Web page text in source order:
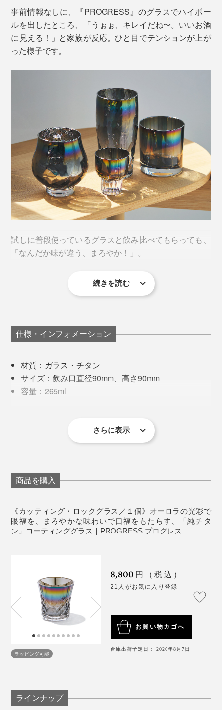
オーロラのような光彩の理由は、グラスの内側に施され
チタンを、厚さ0.0000001mm（※）単位で調整することに
より、多彩な色を表現。パープルとブルーの膜厚差は、
わずか0.000004mmなのだとか！
※0.000001mm（ミリ）=0.001μm（ミクロン）＝1nm（ナノ）
コーティングしてはいるものの、グラスは半透明。透明
度の高いガラスを使い、光の反射率と透過率を緻密にコ
ントロールすることで成せる技です。
これを可能にしているのが、世界に１台にしか存在しな
いという『PROGRESS』独自の装置。
宇宙開発の仕事に携わったテクノロジーを応用し、チタ
ンを分子レベルまで分解。不純物のない特殊環境で高電
外から見るとオーロラカラーですが、内側はシルバー。
事前情報なしに、『PROGRESS』のグラスでハイボー
ルを出したところ、「うぉぉ、キレイだね〜。いいお酒
に見える！」と家族が反応。ひと目でテンションが上が
った様子です。
試しに普段使っているグラスと飲み比べてもらっても、
「なんだか味が違う、まろやか！」。
色々なお酒を飲み比べてみましたが、ビールの味の違い
“お酒をおいしくする”という金属や陶器のタンブラーは
多々ありますが、確実に違うのは、半透明で、お酒の色
ん、透明感と光のゆらぎがおいしさを引き立てていると
思います。
メーカーさんにお話を聞くと、チタンをグラスの内側だ
けに、半透明になる薄さでコーティングできるのは、知
る限り『PROGRESS』のみではないかとのこと。
ナノレベルの薄さで膜を作るため、熟練の職人による手
作業で、グラスを精密洗浄、精密研磨しているそうで
す。
続きを読む
仕様・インフォメーション
材質：ガラス・チタン
サイズ：飲み口直径90mm、高さ90mm
容量：265ml
商品同梱の保証書参照）
洗剤を使用してください
洗浄後は、柔らかい布で水分を拭きとっていただく
ガラスを傷つける恐れのあるクレンザーや研磨剤入
りスポンジなどは使用しないでください
乳幼児の手の届かないところに保管してください
食器洗い洗浄機、電子レンジ、オーブンには対応し
ていません
傷がつきますと破損しやすくなります
ガラス同士、金属同士など固いものとぶつからない
内面にチタン加工を施しておりますので、金属製の
グラスを重ねますと、チタンコートを傷めることが
あります
さらに表示
商品を購入
《カッティング・ロックグラス／１個》オーロラの光彩で
眼福を、まろやかな味わいで口福をもたらす、「純チタ
ン」コーティンググラス｜PROGRESS プログレス
ラッピング可能
8,800 円（税込）
21人がお気に入り登録
お買い物カゴへ
倉庫出荷予定日： 2026年8月7日
ラインナップ